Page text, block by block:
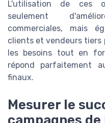
L'utilisation de ces
seulement
commerciales, mais
clients et vendeurs tiers
les besoins tout en
répond parfaitement
finaux.
Mesurer le